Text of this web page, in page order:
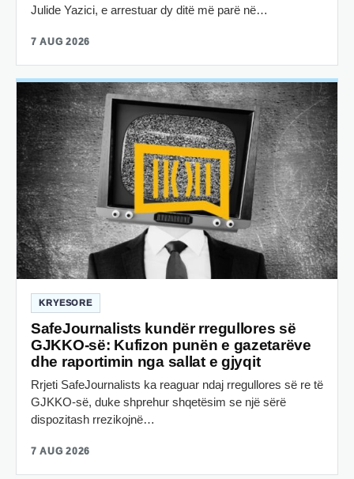
Julide Yazici, e arrestuar dy ditë më parë në…
7 AUG 2026
KRYESORE
SafeJournalists kundër rregullores së
GJKKO-së: Kufizon punën e gazetarëve
dhe raportimin nga sallat e gjyqit
Rrjeti SafeJournalists ka reaguar ndaj rregullores së re të
GJKKO-së, duke shprehur shqetësim se një sërë
dispozitash rrezikojnë…
7 AUG 2026